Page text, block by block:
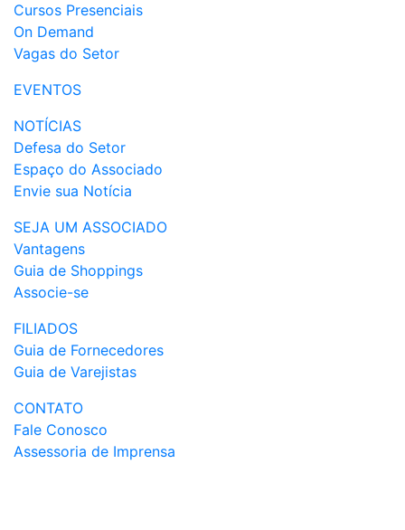
Cursos Presenciais
On Demand
Vagas do Setor
EVENTOS
NOTÍCIAS
Defesa do Setor
Espaço do Associado
Envie sua Notícia
SEJA UM ASSOCIADO
Vantagens
Guia de Shoppings
Associe-se
FILIADOS
Guia de Fornecedores
Guia de Varejistas
CONTATO
Fale Conosco
Assessoria de Imprensa